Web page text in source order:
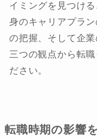
イミングを見つけ
身のキャリアプラ
の把握、そして企
三つの観点から転
ださい。
転職時期の影響